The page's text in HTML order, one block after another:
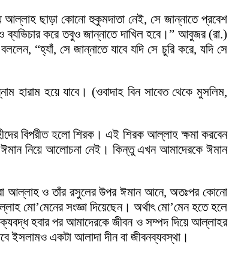
ছাড়া কোনো হুকুমদাতা নেই, সে জান্নাতে প্রবেশ
ব্যভিচার করে তবুও জান্নাতে দাখিল হবে।” আবুজর (রা.)
“হ্যাঁ, সে জান্নাতে যাবে যদি সে চুরি করে, যদি সে
হারাম হয়ে যাবে। (ওবাদাহ বিন সাবেত থেকে মুসলিম,
বিপরীত হলো শিরক। এই শিরক আল্লাহ ক্ষমা করবেন
নিয়ে আলোচনা নেই। কিন্তু এখন আমাদেরকে ঈমান
আল্লাহ ও তাঁর রসুলের উপর ঈমান আনে, অতঃপর কোনো
মো’মেনের সংজ্ঞা দিয়েছেন। অর্থাৎ মো’মেন হতে হলে
হবার পর আমাদেরকে জীবন ও সম্পদ দিয়ে আল্লাহর
ইসলামও একটা আলাদা দীন বা জীবনব্যবস্থা।